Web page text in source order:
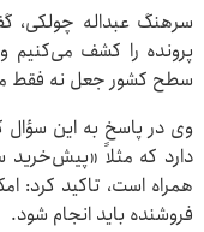
پرونده را کشف می‌کنیم
سطح کشور جعل نه فقط
وی در پاسخ به این سؤال
دارد که مثلاً «پیش‌خرید
همراه است، تاکید کرد:
فروشنده باید انجام شود.